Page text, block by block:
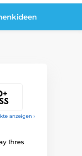
anzeigen ›
Ihres